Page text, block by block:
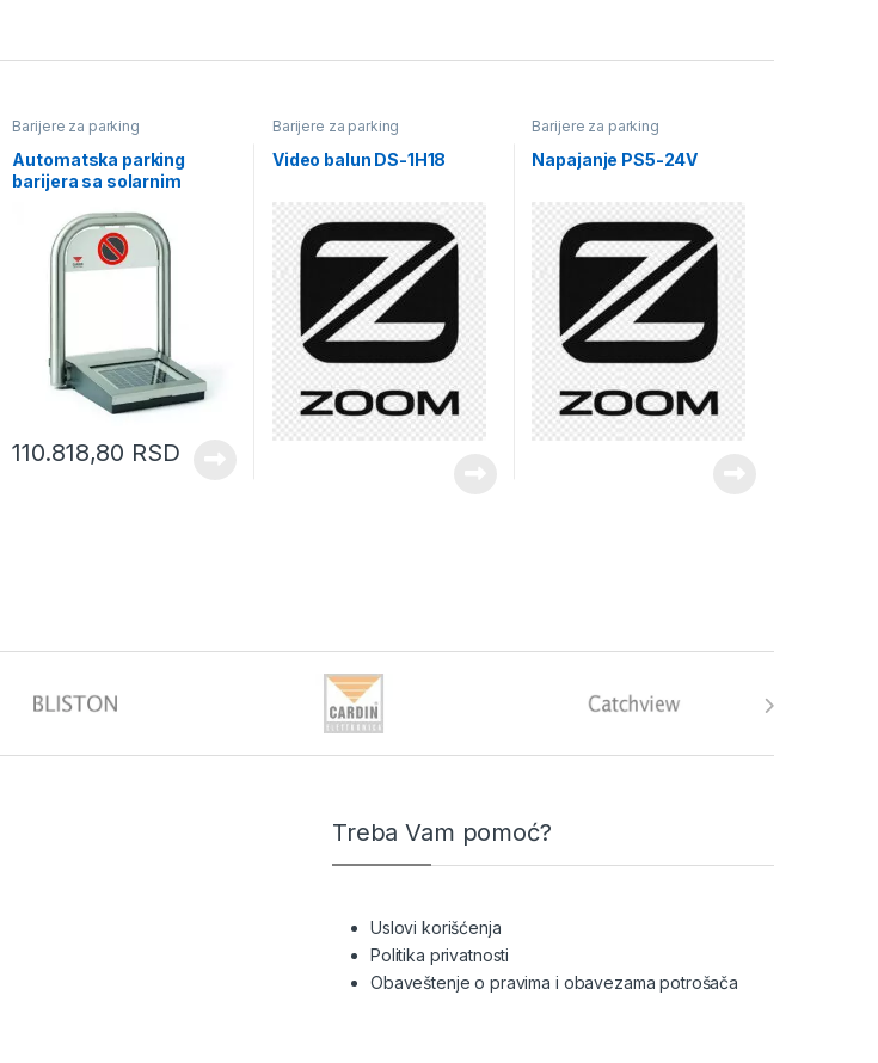
Barijere za parking
Automatska parking
barijera sa solarnim
Cardnin
110.818,80 RSD
Barijere za parking
Video balun DS-1H18
Barijere za parking
Napajanje PS5-24V
Treba Vam pomoć?
Uslovi korišćenja
Politika privatnosti
Obaveštenje o pravima i obavezama potrošača